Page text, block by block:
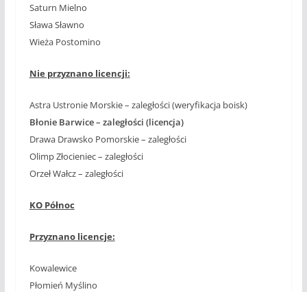
Saturn Mielno
Sława Sławno
Wieża Postomino
Nie przyznano licencji:
Astra Ustronie Morskie – zaległości (weryfikacja boisk)
Błonie Barwice – zaległości (licencja)
Drawa Drawsko Pomorskie – zaległości
Olimp Złocieniec – zaległości
Orzeł Wałcz – zaległości
KO Północ
Przyznano licencje:
Kowalewice
Płomień Myślino